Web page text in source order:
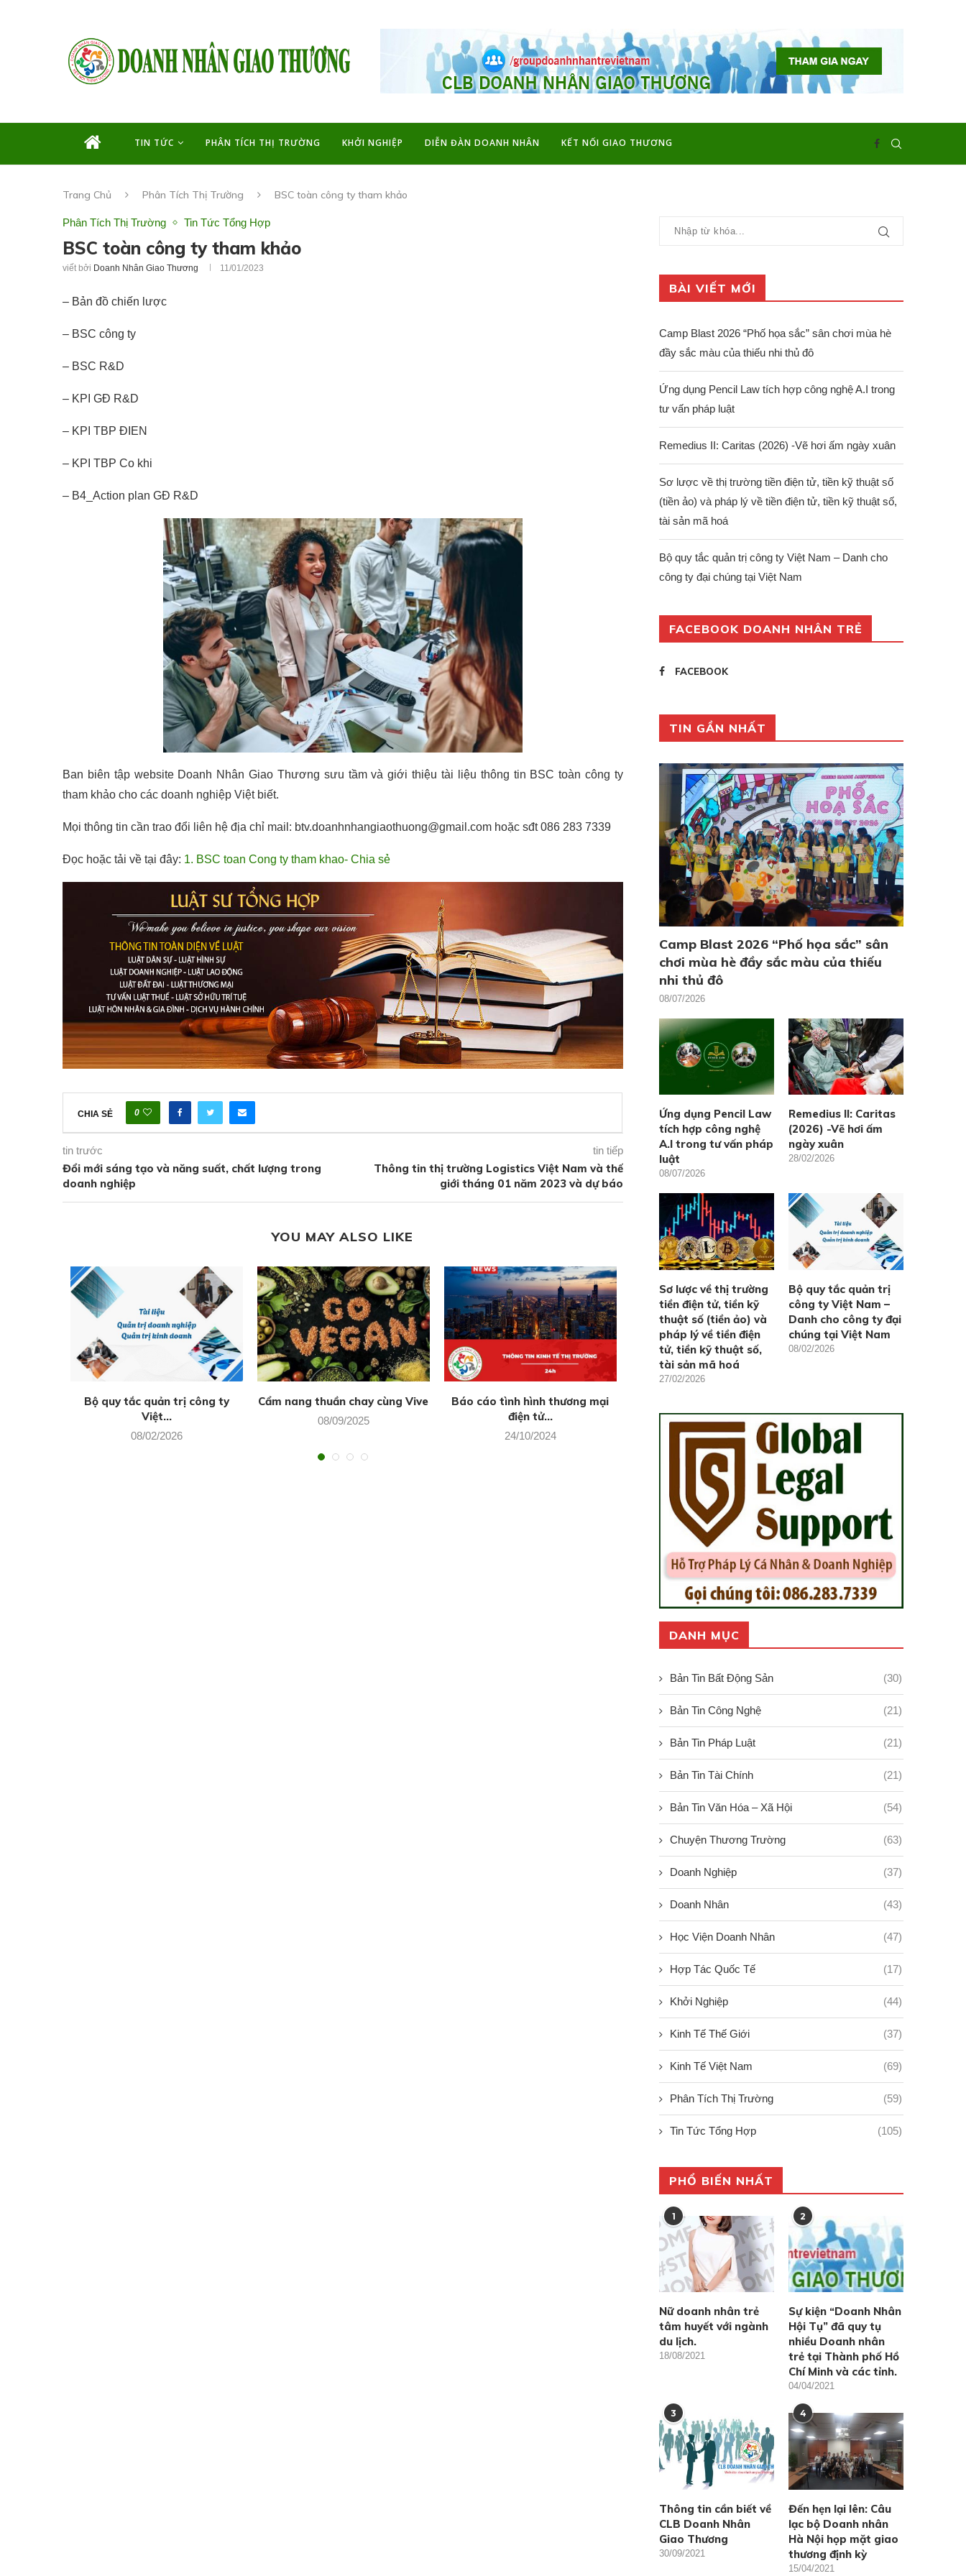
TIN TỨC PHÂN TÍCH THỊ TRƯỜNG KHỞI NGHIỆP DIỄN ĐÀN DOANH NHÂN KẾT NỐI GIAO THƯƠNG
Trang Chủ Phân Tích Thị Trường BSC toàn công ty tham khảo
Phân Tích Thị Trường Tin Tức Tổng Hợp
BSC toàn công ty tham khảo
viết bởi Doanh Nhân Giao Thương 11/01/2023
– Bản đồ chiến lược
– BSC công ty
– BSC R&D
– KPI GĐ R&D
– KPI TBP ĐIEN
– KPI TBP Co khi
– B4_Action plan GĐ R&D
Ban biên tập website Doanh Nhân Giao Thương sưu tầm và giới thiệu tài liệu thông tin BSC toàn công ty
tham khảo cho các doanh nghiệp Việt biết.
Mọi thông tin cần trao đổi liên hệ địa chỉ mail: btv.doanhnhangiaothuong@gmail.com hoặc sđt 086 283 7339
Đọc hoặc tải về tại đây: 1. BSC toan Cong ty tham khao- Chia sẻ
CHIA SẺ 0
tin trước
Đổi mới sáng tạo và năng suất, chất lượng trong
doanh nghiệp
tin tiếp
Thông tin thị trường Logistics Việt Nam và thế
giới tháng 01 năm 2023 và dự báo
YOU MAY ALSO LIKE
Bộ quy tắc quản trị công ty
Việt...
08/02/2026
Cẩm nang thuần chay cùng Vive
08/09/2025
Báo cáo tình hình thương mại
điện tử...
24/10/2024
trung...
20/10/2024
cao, EQ...
BÀI VIẾT MỚI
Camp Blast 2026 “Phố họa sắc” sân chơi mùa hè
đầy sắc màu của thiếu nhi thủ đô
Ứng dụng Pencil Law tích hợp công nghệ A.I trong
tư vấn pháp luật
Remedius II: Caritas (2026) -Vẽ hơi ấm ngày xuân
Sơ lược về thị trường tiền điện tử, tiền kỹ thuật số
(tiền ảo) và pháp lý về tiền điện tử, tiền kỹ thuật số,
tài sản mã hoá
Bộ quy tắc quản trị công ty Việt Nam – Danh cho
công ty đại chúng tại Việt Nam
FACEBOOK DOANH NHÂN TRẺ
FACEBOOK
TIN GẦN NHẤT
Camp Blast 2026 “Phố họa sắc” sân
chơi mùa hè đầy sắc màu của thiếu
nhi thủ đô
08/07/2026
Ứng dụng Pencil Law
tích hợp công nghệ
A.I trong tư vấn pháp
luật
08/07/2026
Remedius II: Caritas
(2026) -Vẽ hơi ấm
ngày xuân
28/02/2026
Sơ lược về thị trường
tiền điện tử, tiền kỹ
thuật số (tiền ảo) và
pháp lý về tiền điện
tử, tiền kỹ thuật số,
tài sản mã hoá
27/02/2026
Bộ quy tắc quản trị
công ty Việt Nam –
Danh cho công ty đại
chúng tại Việt Nam
08/02/2026
DANH MỤC
Bản Tin Bất Động Sản (30)
Bản Tin Công Nghệ (21)
Bản Tin Pháp Luật (21)
Bản Tin Tài Chính (21)
Bản Tin Văn Hóa – Xã Hội (54)
Chuyện Thương Trường (63)
Doanh Nghiệp (37)
Doanh Nhân (43)
Học Viện Doanh Nhân (47)
Hợp Tác Quốc Tế (17)
Khởi Nghiệp (44)
Kinh Tế Thế Giới (37)
Kinh Tế Việt Nam (69)
Phân Tích Thị Trường (59)
Tin Tức Tổng Hợp (105)
PHỔ BIẾN NHẤT
1
Nữ doanh nhân trẻ
tâm huyết với ngành
du lịch.
18/08/2021
2
Sự kiện “Doanh Nhân
Hội Tụ” đã quy tụ
nhiều Doanh nhân
trẻ tại Thành phố Hồ
Chí Minh và các tỉnh.
04/04/2021
3
Thông tin cần biết về
CLB Doanh Nhân
Giao Thương
30/09/2021
4
Đến hẹn lại lên: Câu
lạc bộ Doanh nhân
Hà Nội họp mặt giao
thương định kỳ
15/04/2021